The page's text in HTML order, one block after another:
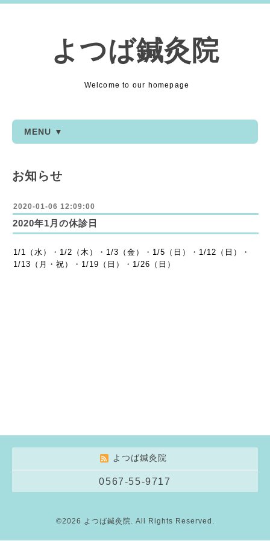
よつば鍼灸院
Welcome to our homepage
MENU ▼
お知らせ
2020-01-06 12:09:00
2020年1月の休診日
1/1（水）・1/2（木）・1/3（金）・1/5（日）・1/12（日）・
1/13（月・祝）・1/19（日）・1/26（日）
よつば鍼灸院
0567-55-9717
©2026 よつば鍼灸院. All Rights Reserved.